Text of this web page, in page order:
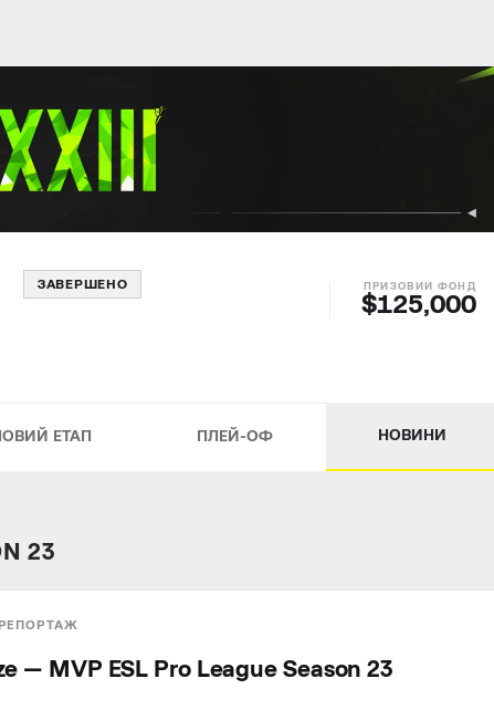
ЗАВЕРШЕНО
$125,000
ЕТАП ПЛЕЙ-ОФ НОВИНИ
23
РЕПОРТАЖ
— MVP ESL Pro League Season 23